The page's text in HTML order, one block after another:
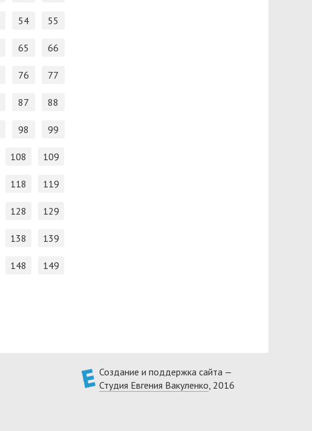
54 55
65 66
76 77
87 88
98 99
108 109
118 119
128 129
138 139
148 149
Создание и поддержка сайта —
Студия Евгения Вакуленко, 2016